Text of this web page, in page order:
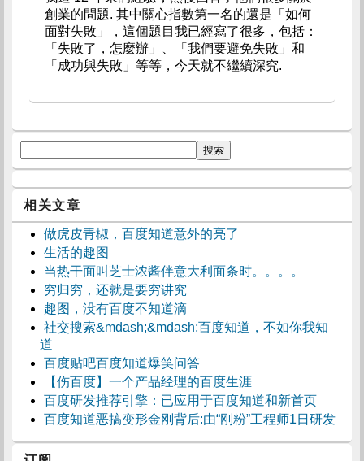
創業的問題. 其中關心指數第一名的還是「如何
面對失敗」，這個題目我已經寫了很多，包括：
「失敗了，怎麼辦」、「我們要避免失敗」和
「成功與失敗」等等，今天就不繼續深究.
相关文章
做虎皮青椒，百度知道意外的亮了
生活的趣图
当热干面叫芝士浓酱伴意大利面条时。。。。
穷归穷，还就是要穷讲究
趣图，没有百度不知道滴
社交搜索&mdash;&mdash;百度知道，不如你我知
道
百度贴吧百度知道爆笑问答
【伤百度】一个产品经理的百度生涯
百度研发推荐引擎：已应用于百度知道和新首页
百度知道恶搞变形金刚背后:由“刚粉”工程师1日研发